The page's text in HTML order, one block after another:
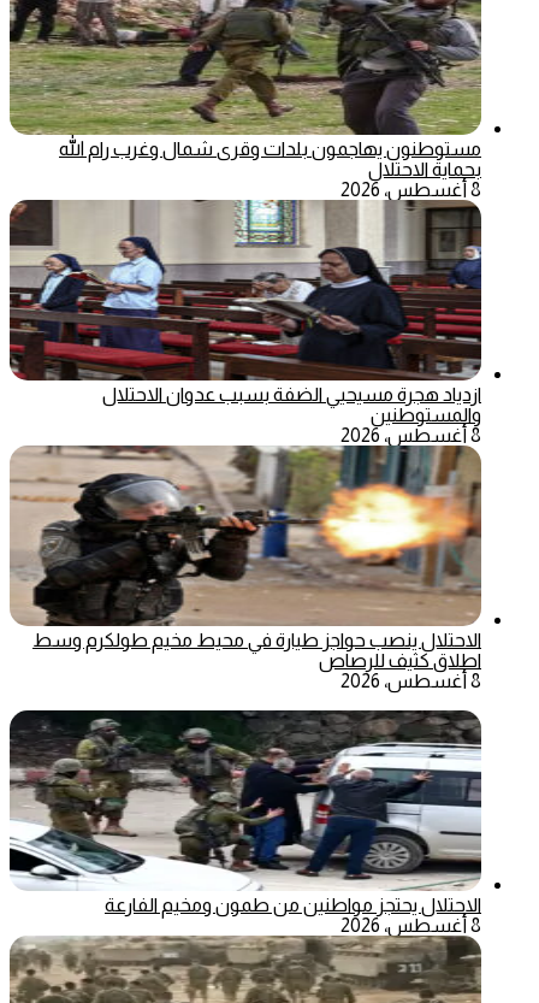
مستوطنون يهاجمون بلدات وقرى شمال وغرب رام الله
بحماية الاحتلال
8 أغسطس، 2026
ازدياد هجرة مسيحيي الضفة بسبب عدوان الاحتلال
والمستوطنين
8 أغسطس، 2026
الاحتلال ينصب حواجز طيارة في محيط مخيم طولكرم وسط
اطلاق كثيف للرصاص
8 أغسطس، 2026
الاحتلال يحتجز مواطنين من طمون ومخيم الفارعة
8 أغسطس، 2026